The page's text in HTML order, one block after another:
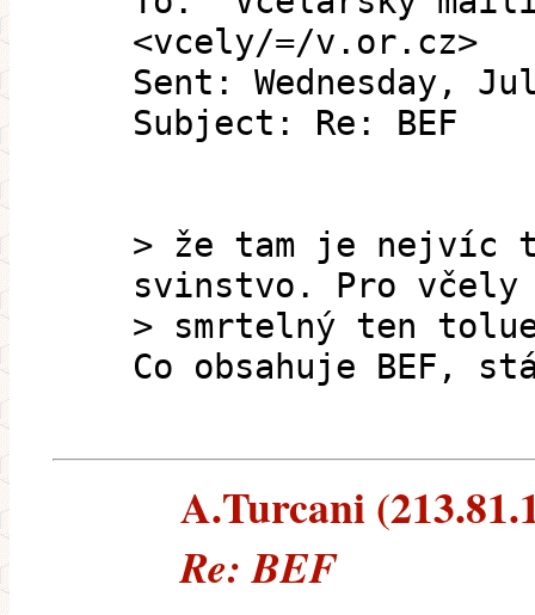
<vcely/=/v.or.cz>
Sent: Wednesday,
Subject: Re: BEF
> že tam je nejvíc
svinstvo. Pro
> smrtelný ten
Co obsahuje BEF,
A.Turcani
Re: BEF